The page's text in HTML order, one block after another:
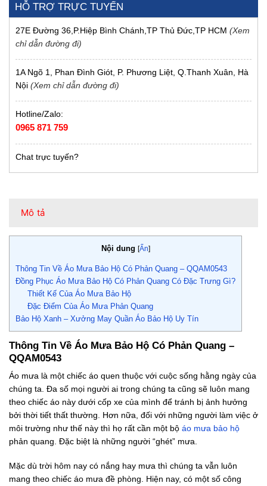
HỖ TRỢ TRỰC TUYẾN
27E Đường 36,P.Hiệp Bình Chánh,TP Thủ Đức,TP HCM (Xem
chỉ dẫn đường đi)
1A Ngõ 1, Phan Đình Giót, P. Phương Liệt, Q.Thanh Xuân, Hà
Nội (Xem chỉ dẫn đường đi)
Hotline/Zalo:
0965 871 759
Chat trực tuyến?
Mô tả
Nội dung [Ẩn]
Thông Tin Về Áo Mưa Bảo Hộ Có Phản Quang – QQAM0543
Đồng Phục Áo Mưa Bảo Hộ Có Phản Quang Có Đặc Trưng Gì?
Thiết Kế Của Áo Mưa Bảo Hộ
Đặc Điểm Của Áo Mưa Phản Quang
Bảo Hộ Xanh – Xưởng May Quần Áo Bảo Hộ Uy Tín
Thông Tin Về Áo Mưa Bảo Hộ Có Phản Quang –
QQAM0543
Áo mưa là một chiếc áo quen thuộc với cuộc sống hằng ngày của
chúng ta. Đa số mọi người ai trong chúng ta cũng sẽ luôn mang
theo chiếc áo này dưới cốp xe của mình để tránh bị ảnh hưởng
bởi thời tiết thất thường. Hơn nữa, đối với những người làm việc ở
môi trường như thế này thì họ rất cần một bộ áo mưa bảo hộ
phản quang. Đặc biệt là những người “ghét” mưa.
Mặc dù trời hôm nay có nắng hay mưa thì chúng ta vẫn luôn
mang theo chiếc áo mưa đề phòng. Hiện nay, có một số công